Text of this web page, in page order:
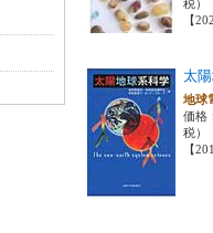
税）
【
太
地球
価格
税）
【